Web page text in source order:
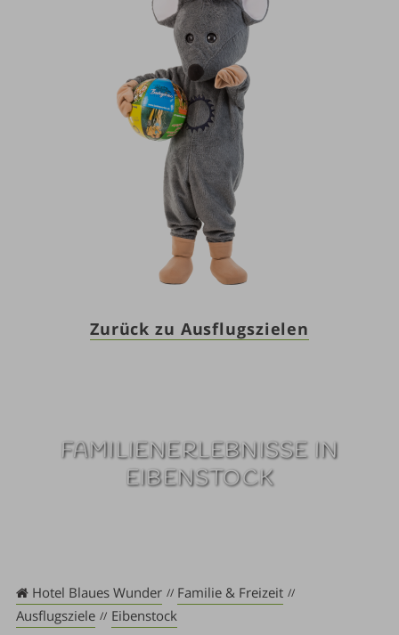
Zurück zu Ausflugszielen
FAMILIENERLEBNISSE IN
EIBENSTOCK
Hotel Blaues Wunder
Familie & Freizeit
Ausflugsziele
Eibenstock